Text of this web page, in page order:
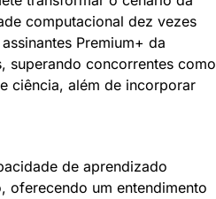
computacional dez vezes
Premium+ da
ciência, além de incorporar
de aprendizado
oferecendo um entendimento